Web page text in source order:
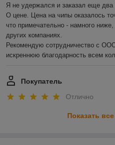
Я не удержался и заказал еще два
О цене. Цена на чипы оказалось
что примечательно - намного
других компаниях.
Рекомендую сотрудничество с
искреннюю благодарность всем
Покупатель
Отлично
Показать